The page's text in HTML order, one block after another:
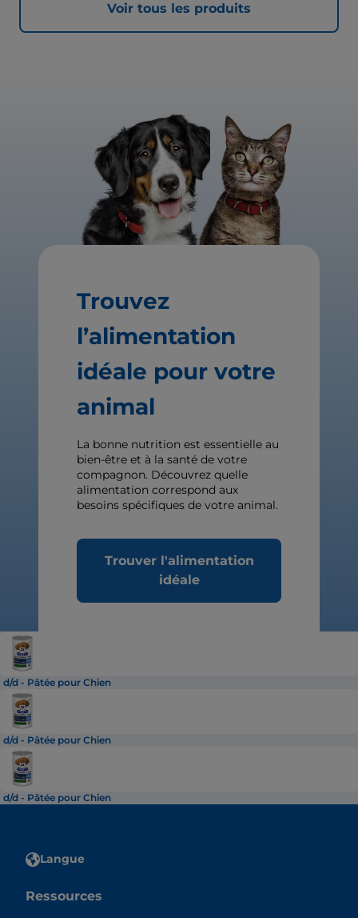
Voir tous les produits
Trouvez
l’alimentation
idéale pour votre
animal
La bonne nutrition est essentielle au
bien-être et à la santé de votre
compagnon. Découvrez quelle
alimentation correspond aux
besoins spécifiques de votre animal.
Trouver l'alimentation
idéale
d/d - Pâtée pour Chien
d/d - Pâtée pour Chien
d/d - Pâtée pour Chien
Langue
Ressources